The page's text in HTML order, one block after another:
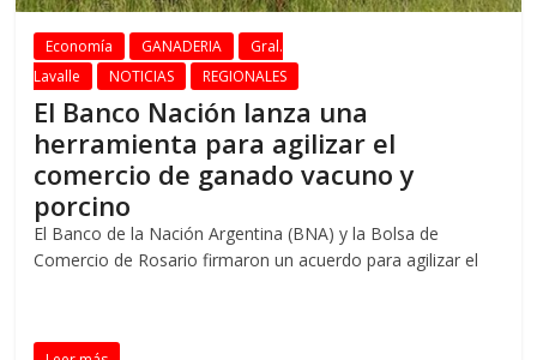
Economía GANADERIA
Gral.
Lavalle
NOTICIAS REGIONALES
El Banco Nación lanza una
herramienta para agilizar el
comercio de ganado vacuno y
porcino
El Banco de la Nación Argentina (BNA) y la Bolsa de
Comercio de Rosario firmaron un acuerdo para agilizar el